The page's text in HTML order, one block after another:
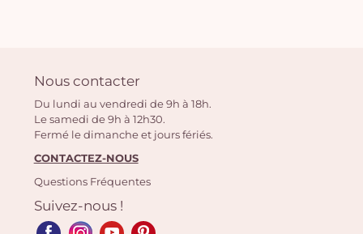
Nous contacter
Du lundi au vendredi de 9h à 18h.
Le samedi de 9h à 12h30.
Fermé le dimanche et jours fériés.
CONTACTEZ-NOUS
Questions Fréquentes
Suivez-nous !